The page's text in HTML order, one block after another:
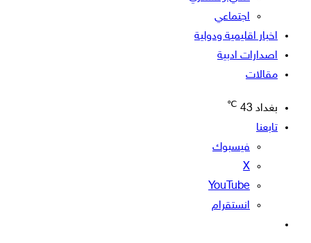
اجتماعي
اخبار اقليمية ودولية
اصدارات ادبية
مقالات
بغداد 43
℃
تابعنا
فيسبوك
‫X
‫YouTube
انستقرام